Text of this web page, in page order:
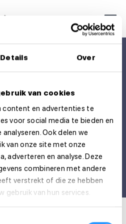
Details Over
van cookies
content en advertenties te
voor social media te bieden en
Ook delen we
van onze site met onze
adverteren en analyse. Deze
combineren met andere
verstrekt of die ze hebben
gebruik van hun services.